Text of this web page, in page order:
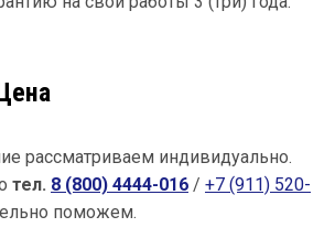
рассматриваем индивидуально.
тел. 8 (800) 4444-016 / +7 (911) 520-
поможем.